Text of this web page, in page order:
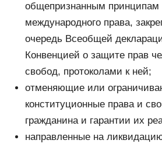
общепризнанным
международного права,
очередь Всеобщей
Конвенцией о защите прав
свобод, протоколами к ней;
отменяющие или
конституционные права и
гражданина и гарантии их
направленные на